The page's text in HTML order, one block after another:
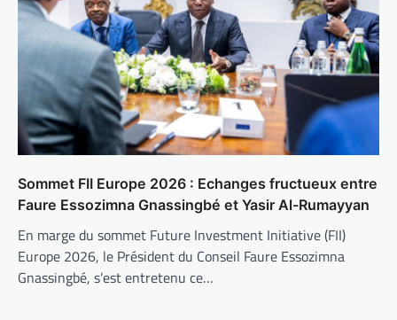
Sommet FII Europe 2026 : Echanges fructueux entre
Faure Essozimna Gnassingbé et Yasir Al-Rumayyan
En marge du sommet Future Investment Initiative (FII)
Europe 2026, le Président du Conseil Faure Essozimna
Gnassingbé, s’est entretenu ce…